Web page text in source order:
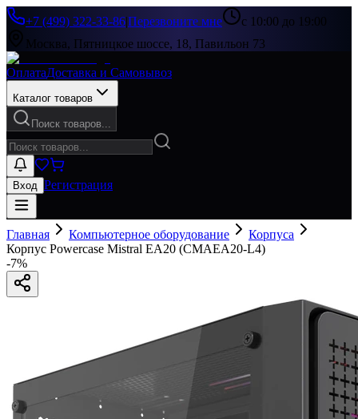
+7 (499) 322-33-86|Перезвоните мне
с 10:00 до 19:00
Москва, Пятницкое шоссе, 18, Павильон 73
ОплатаДоставка и Самовывоз
Каталог товаров
Поиск товаров...
Вход Регистрация
Главная Компьютерное оборудование
Корпуса
Корпус Powercase Mistral EA20 (CMAEA20-L4)
-7%